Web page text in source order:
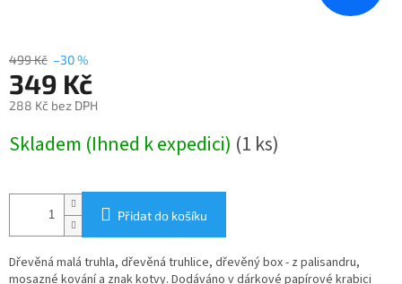
499 Kč –30 %
349 Kč
288 Kč bez DPH
cena:
Skladem (Ihned k expedici) (1 ks)
Přidat do košíku
Dřevěná malá truhla, dřevěná truhlice, dřevěný box - z palisandru,
mosazné kování a znak kotvy. Dodáváno v dárkové papírové krabici